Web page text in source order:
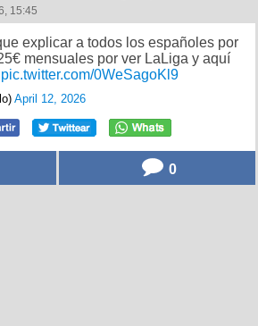
15:45
explicar a todos los españoles por
mensuales por ver LaLiga y aquí
pic.twitter.com/0WeSagoKl9
April 12, 2026
0